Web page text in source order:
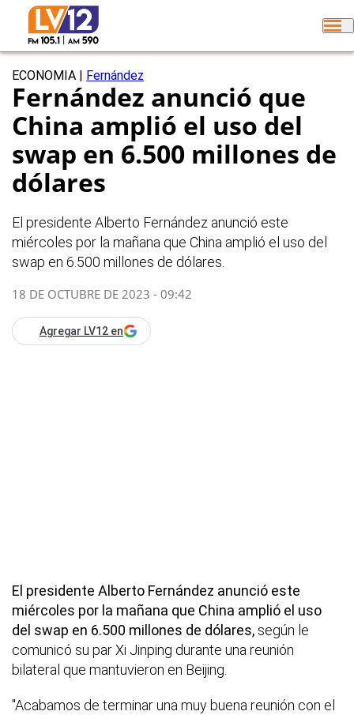
ECONOMIA Fernández
Fernández anunció que
China amplió el uso del
swap en 6.500 millones de
dólares
El presidente Alberto Fernández anunció este
miércoles por la mañana que China amplió el uso del
swap en 6.500 millones de dólares.
18 DE OCTUBRE DE 2023 - 09:42
Agregar LV12 en
El presidente Alberto Fernández anunció este
miércoles por la mañana que China amplió el uso
del swap en 6.500 millones de dólares, según le
comunicó su par Xi Jinping durante una reunión
bilateral que mantuvieron en Beijing.
"Acabamos de terminar una muy buena reunión con el